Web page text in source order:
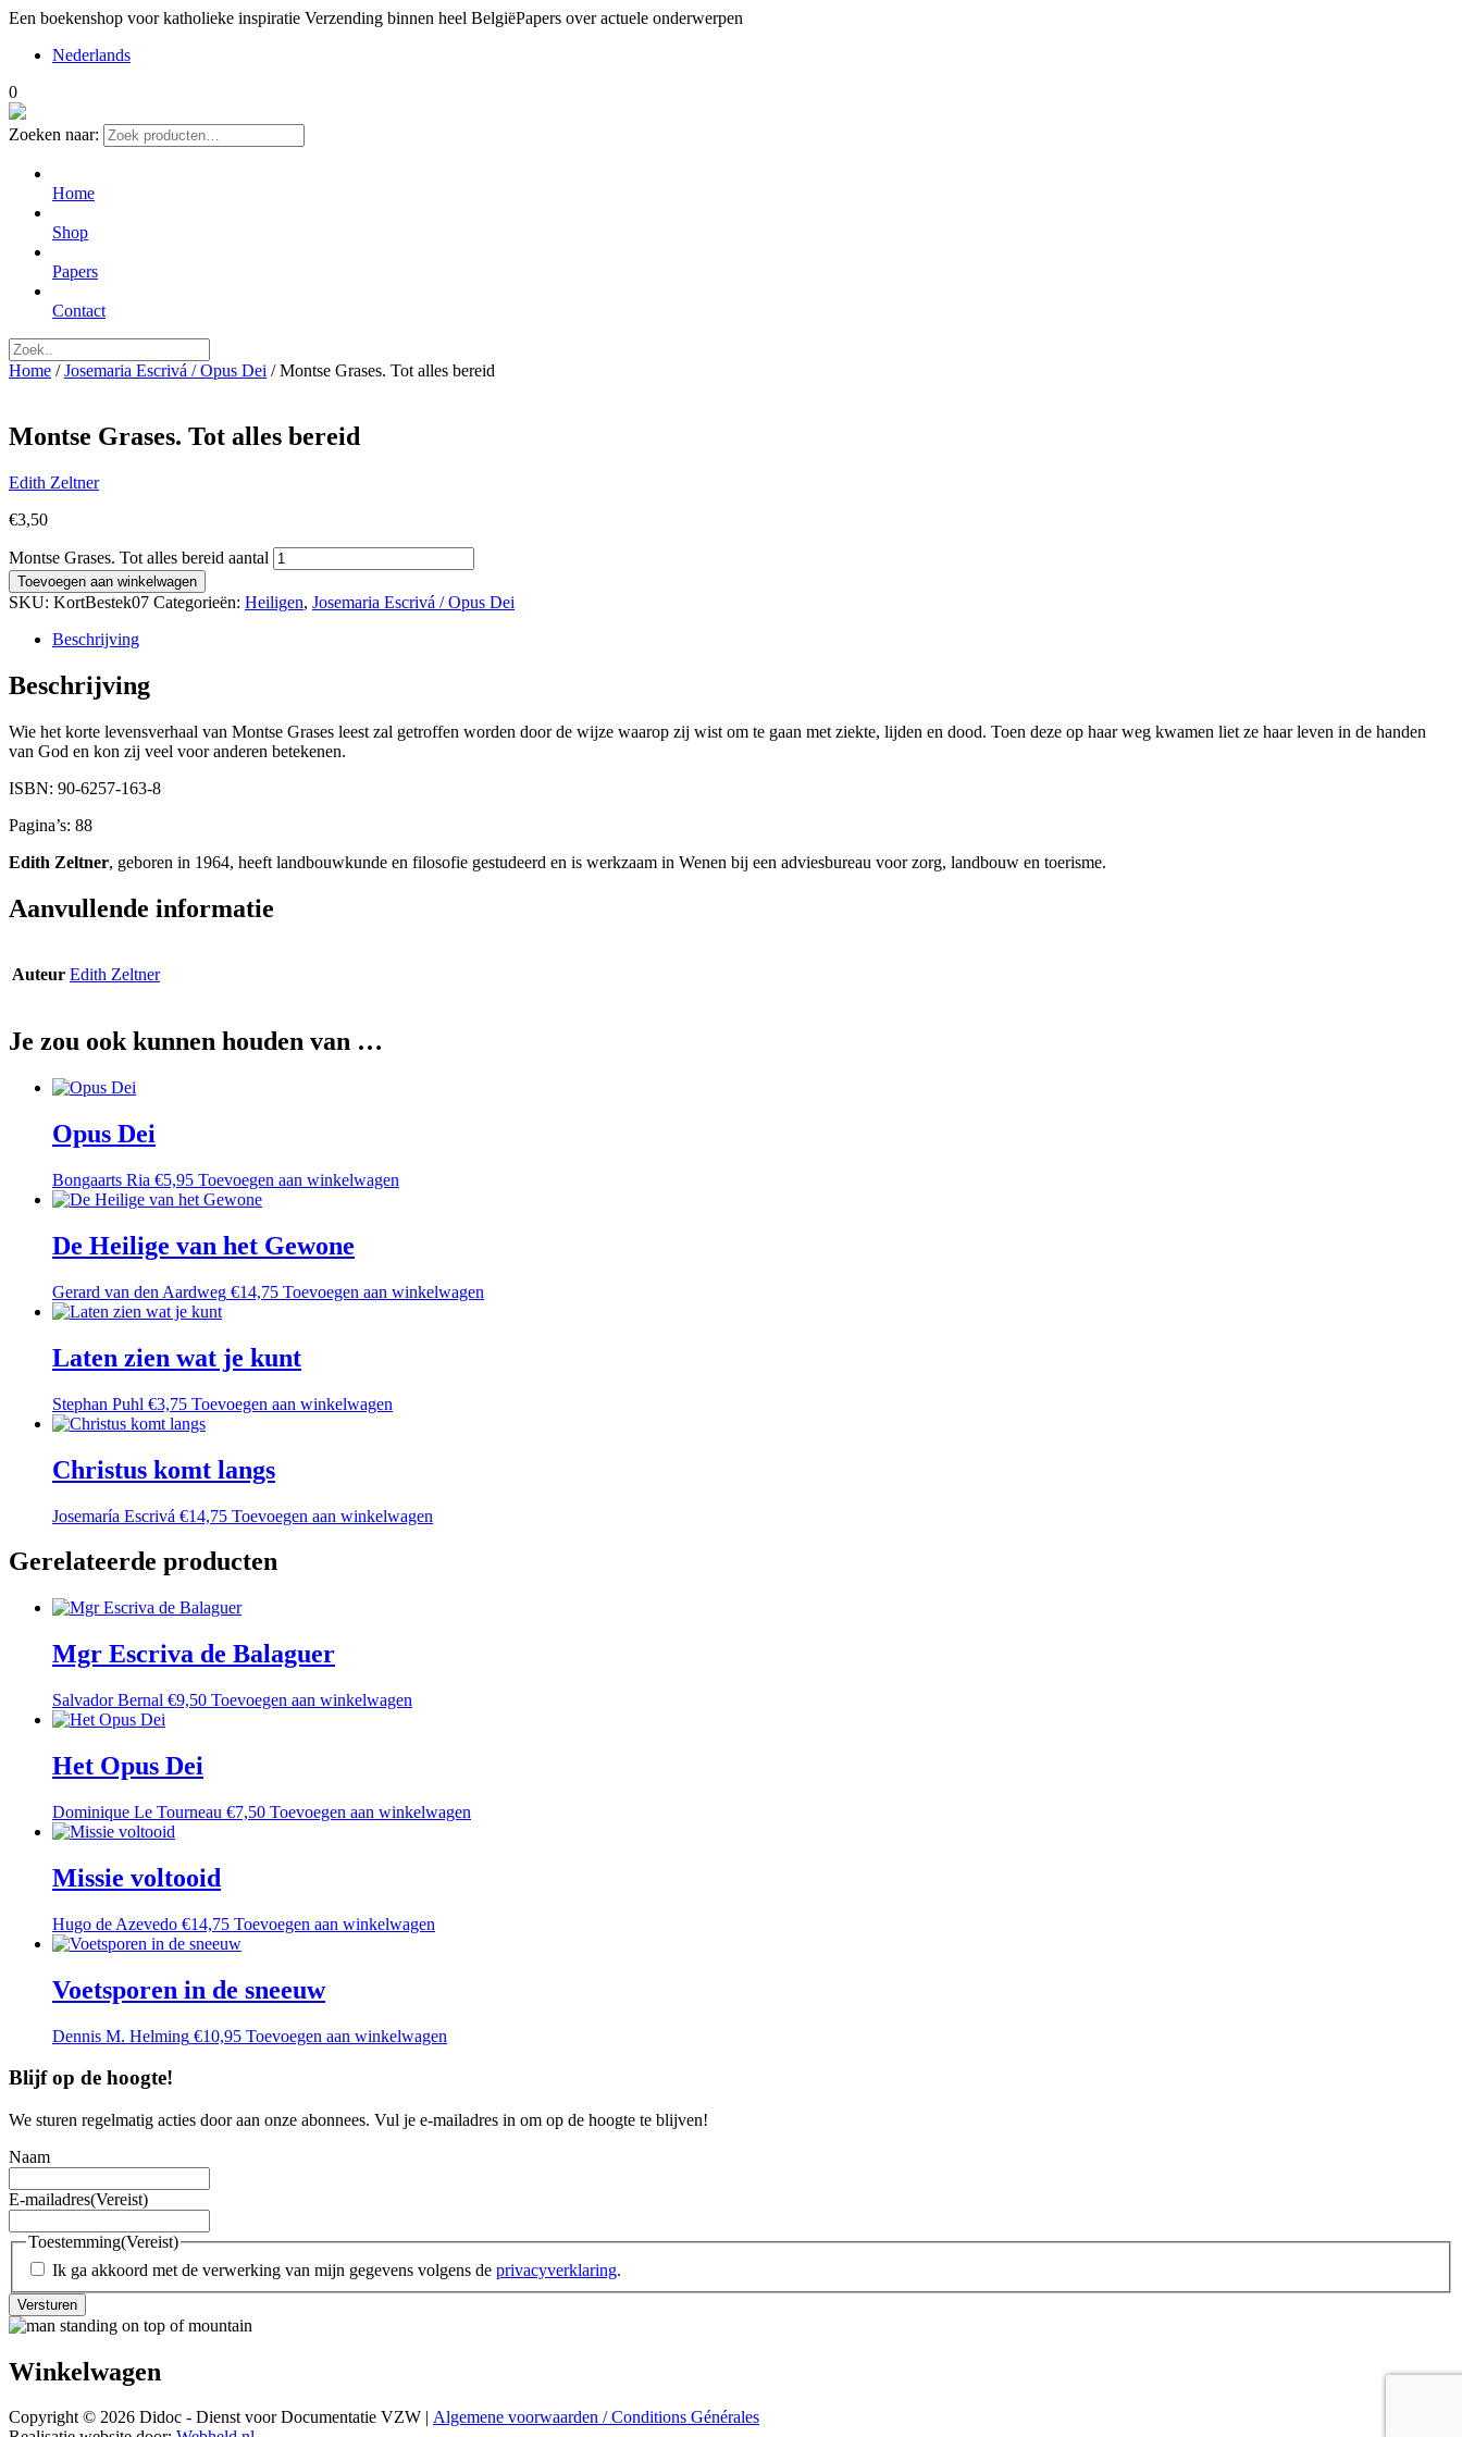
Een boekenshop voor katholieke inspiratie Verzending binnen heel BelgiëPapers over actuele onderwerpen
Nederlands
0
Zoeken naar:
Home
Shop
Papers
Contact
Home /Josemaria Escrivá / Opus Dei / Montse Grases. Tot alles bereid
Montse Grases. Tot alles bereid
Edith Zeltner
€3,50
Montse Grases. Tot alles bereid aantal
Toevoegen aan winkelwagen
SKU: KortBestek07 Categorieën: Heiligen, Josemaria Escrivá / Opus Dei
Beschrijving
Beschrijving
Wie het korte levensverhaal van Montse Grases leest zal getroffen worden door de wijze waarop zij wist om te gaan met ziekte, lijden en dood. Toen deze op haar weg kwamen liet ze haar leven in de handen
van God en kon zij veel voor anderen betekenen.
ISBN: 90-6257-163-8
Pagina’s: 88
Edith Zeltner, geboren in 1964, heeft landbouwkunde en filosofie gestudeerd en is werkzaam in Wenen bij een adviesbureau voor zorg, landbouw en toerisme.
Aanvullende informatie
Auteur Edith Zeltner
Je zou ook kunnen houden van …
Opus Dei
Bongaarts Ria €5,95 Toevoegen aan winkelwagen
De Heilige van het Gewone
Gerard van den Aardweg €14,75 Toevoegen aan winkelwagen
Laten zien wat je kunt
Stephan Puhl €3,75 Toevoegen aan winkelwagen
Christus komt langs
Josemaría Escrivá €14,75 Toevoegen aan winkelwagen
Gerelateerde producten
Mgr Escriva de Balaguer
Salvador Bernal €9,50 Toevoegen aan winkelwagen
Het Opus Dei
Dominique Le Tourneau €7,50 Toevoegen aan winkelwagen
Missie voltooid
Hugo de Azevedo €14,75 Toevoegen aan winkelwagen
Voetsporen in de sneeuw
Dennis M. Helming €10,95 Toevoegen aan winkelwagen
Blijf op de hoogte!
We sturen regelmatig acties door aan onze abonnees. Vul je e-mailadres in om op de hoogte te blijven!
Naam
E-mailadres(Vereist)
Toestemming(Vereist)
Ik ga akkoord met de verwerking van mijn gegevens volgens de privacyverklaring.
Versturen
Winkelwagen
Copyright © 2026 Didoc - Dienst voor Documentatie VZW | Algemene voorwaarden / Conditions Générales